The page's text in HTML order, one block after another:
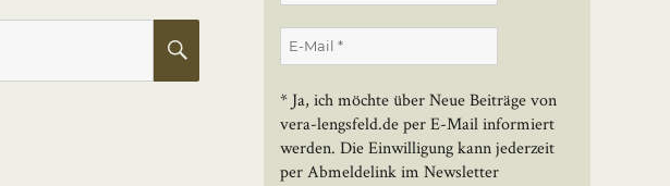
SUCHEN
* Ja, ich möchte über Neue Beiträge von
vera-lengsfeld.de per E-Mail informiert
werden. Die Einwilligung kann jederzeit
per Abmeldelink im Newsletter